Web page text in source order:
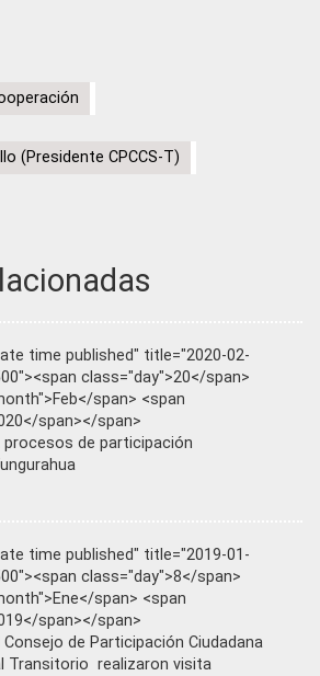
(Presidente CPCCS-T)
time published" title="2020-02-
class="day">20</span>
span> <span
span></span>
procesos de participación
time published" title="2019-01-
class="day">8</span>
span> <span
span></span>
de Participación Ciudadana
Transitorio realizaron visita